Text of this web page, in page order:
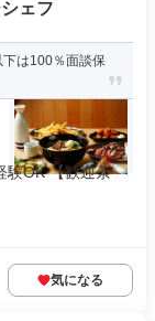
ェフ
は100％面談保
験OK 【歓迎条
気になる